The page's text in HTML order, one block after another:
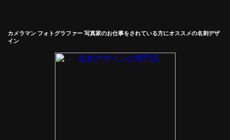
カメラマン フォトグラファー 写真家のお仕事をされている方にオススメの名刺デザ
イン